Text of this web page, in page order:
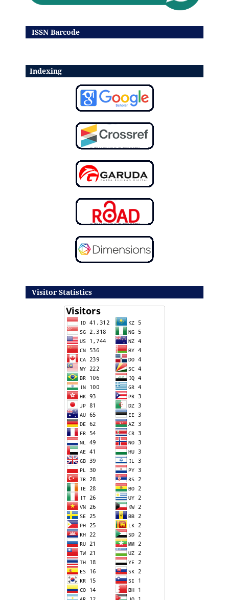
ISSN Barcode
Indexing
Visitor Statistics